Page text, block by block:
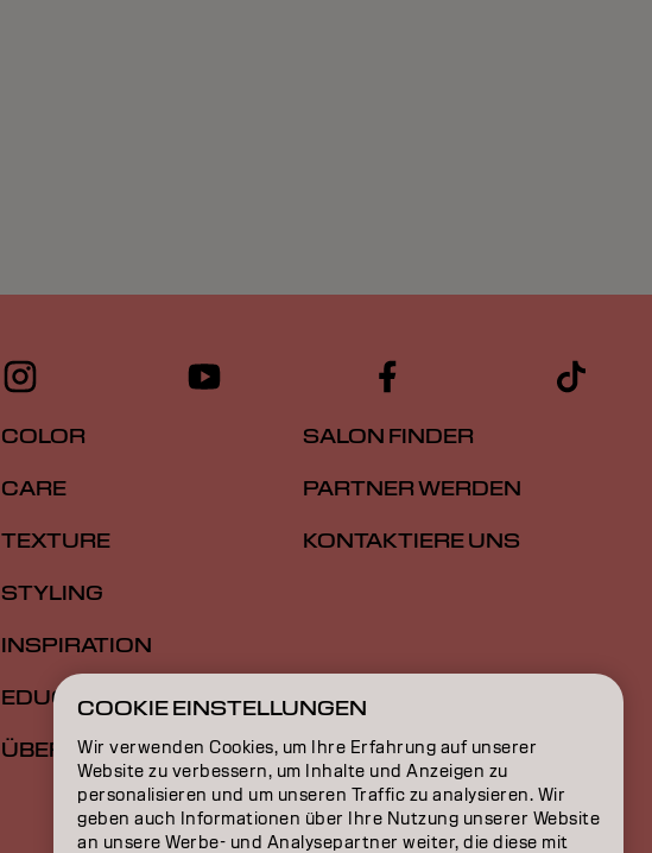
COLOR
CARE
TEXTURE
STYLING
INSPIRATION
EDUCATION
ÜBER
SALON FINDER
PARTNER WERDEN
KONTAKTIERE UNS
COOKIE EINSTELLUNGEN
Wir verwenden Cookies, um Ihre Erfahrung auf unserer
Website zu verbessern, um Inhalte und Anzeigen zu
personalisieren und um unseren Traffic zu analysieren. Wir
geben auch Informationen über Ihre Nutzung unserer Website
an unsere Werbe- und Analysepartner weiter, die diese mit